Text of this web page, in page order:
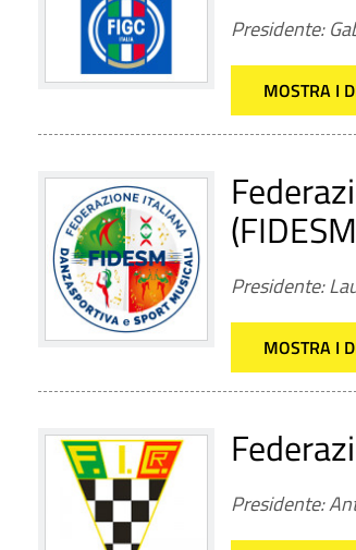
Presidente:
MOSTRA I
Presidente:
MOSTRA I
Presidente: